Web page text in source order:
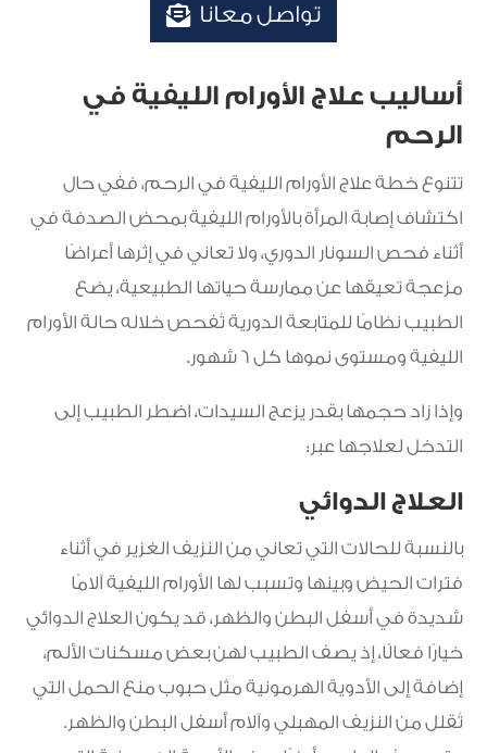
تواصل معانا
أساليب علاج الأورام الليفية في
الرحم
تتنوع خطة علاج الأورام الليفية في الرحم، ففي حال
اكتشاف إصابة المرأة بالأورام الليفية بمحض الصدفة في
أثناء فحص السونار الدوري، ولا تعاني في إثرها أعراضًا
مزعجة تعيقها عن ممارسة حياتها الطبيعية، يضع
الطبيب نظامًا للمتابعة الدورية تُفحص خلاله حالة الأورام
الليفية ومستوى نموها كل 6 شهور.
وإذا زاد حجمها بقدر يزعج السيدات، اضطر الطبيب إلى
التدخل لعلاجها عبر:
العلاج الدوائي
بالنسبة للحالات التي تعاني من النزيف الغزير في أثناء
فترات الحيض وبينها وتسبب لها الأورام الليفية آلامًا
شديدة في أسفل البطن والظهر، قد يكون العلاج الدوائي
خيارًا فعالًا، إذ يصف الطبيب لهن بعض مسكنات الألم،
إضافة إلى الأدوية الهرمونية مثل حبوب منع الحمل التي
تُقلل من النزيف المهبلي وآلام أسفل البطن والظهر.